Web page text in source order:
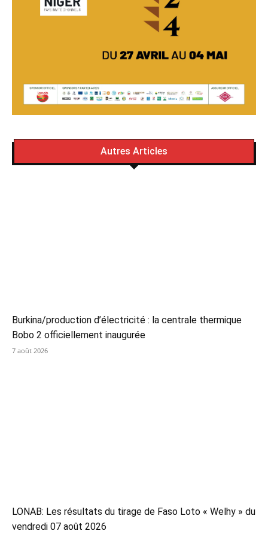
Autres Articles
Burkina/production d’électricité : la centrale thermique
Bobo 2 officiellement inaugurée
7 août 2026
LONAB: Les résultats du tirage de Faso Loto « Welhy » du
vendredi 07 août 2026